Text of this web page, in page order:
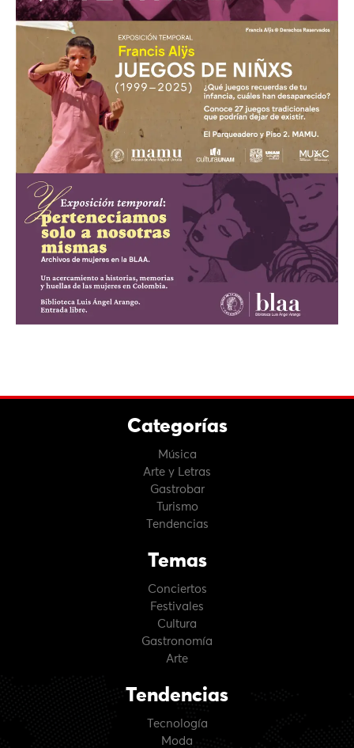
Categorías
Música
Arte y Letras
Gastrobar
Turismo
Tendencias
Temas
Conciertos
Festivales
Cultura
Gastronomía
Arte
Tendencias
Tecnología
Moda